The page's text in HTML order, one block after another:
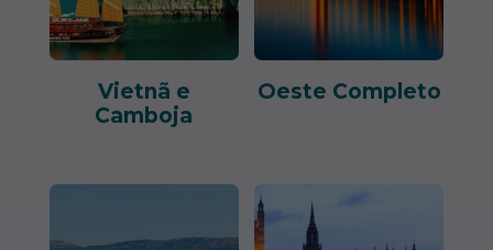
Vietnã e
Camboja
Oeste Completo